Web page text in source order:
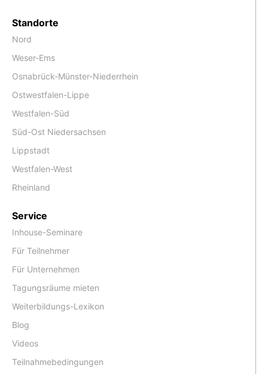
Standorte
Nord
Weser-Ems
Osnabrück-Münster-Niederrhein
Ostwestfalen-Lippe
Westfalen-Süd
Süd-Ost Niedersachsen
Lippstadt
Westfalen-West
Rheinland
Service
Inhouse-Seminare
Für Teilnehmer
Für Unternehmen
Tagungsräume mieten
Weiterbildungs-Lexikon
Blog
Videos
Teilnahmebedingungen